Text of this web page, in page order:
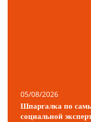
05/08/2026
Шпаргалка по
социальной